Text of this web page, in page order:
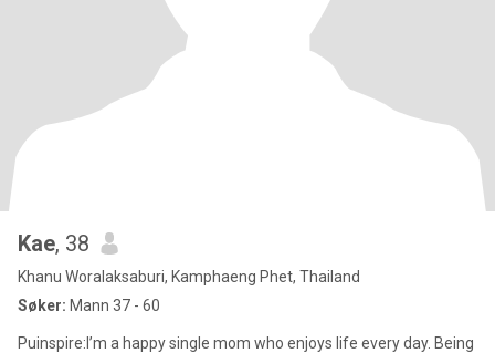
Kae, 38
Khanu Woralaksaburi, Kamphaeng Phet, Thailand
Søker: Mann 37 - 60
Puinspire:I’m a happy single mom who enjoys life every day. Being